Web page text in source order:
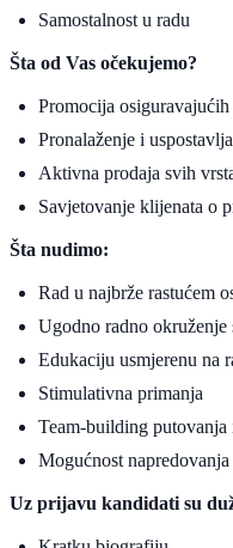
Samostalnost u radu
Šta od Vas očekujemo?
Promocija
Pronalaženje i
Aktivna prodaja svih
Savjetovanje klijenata o
Šta nudimo:
Rad u najbrže rastućem
Ugodno radno okruženje
Edukaciju usmjerenu na
Stimulativna primanja
Team-building putovanja
Mogućnost napredovanja
Uz prijavu kandidati su